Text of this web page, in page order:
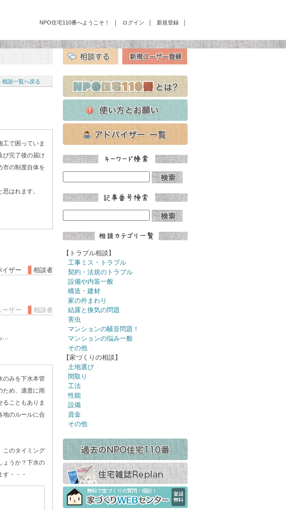
NPO住宅110番へようこそ！ ｜ ログイン ｜ 新規登録 ｜
相談一覧へ戻る
で困っていま
び完了後の届け
市の制度自体を
はれます。
イザー 相談者
ーザー 相談者
…
のみを下水本管
ため、適度に雨
こともありま
地のルールに合
このタイミング
ょうか？下水の
・・・
【トラブル相談】
工事ミス・トラブル
契約・法規のトラブル
設備や内装一般
構造・建材
家の外まわり
結露と換気の問題
害虫
マンションの騒音問題！
マンションの悩み一般
その他
【家づくりの相談】
土地選び
間取り
工法
性能
設備
資金
その他